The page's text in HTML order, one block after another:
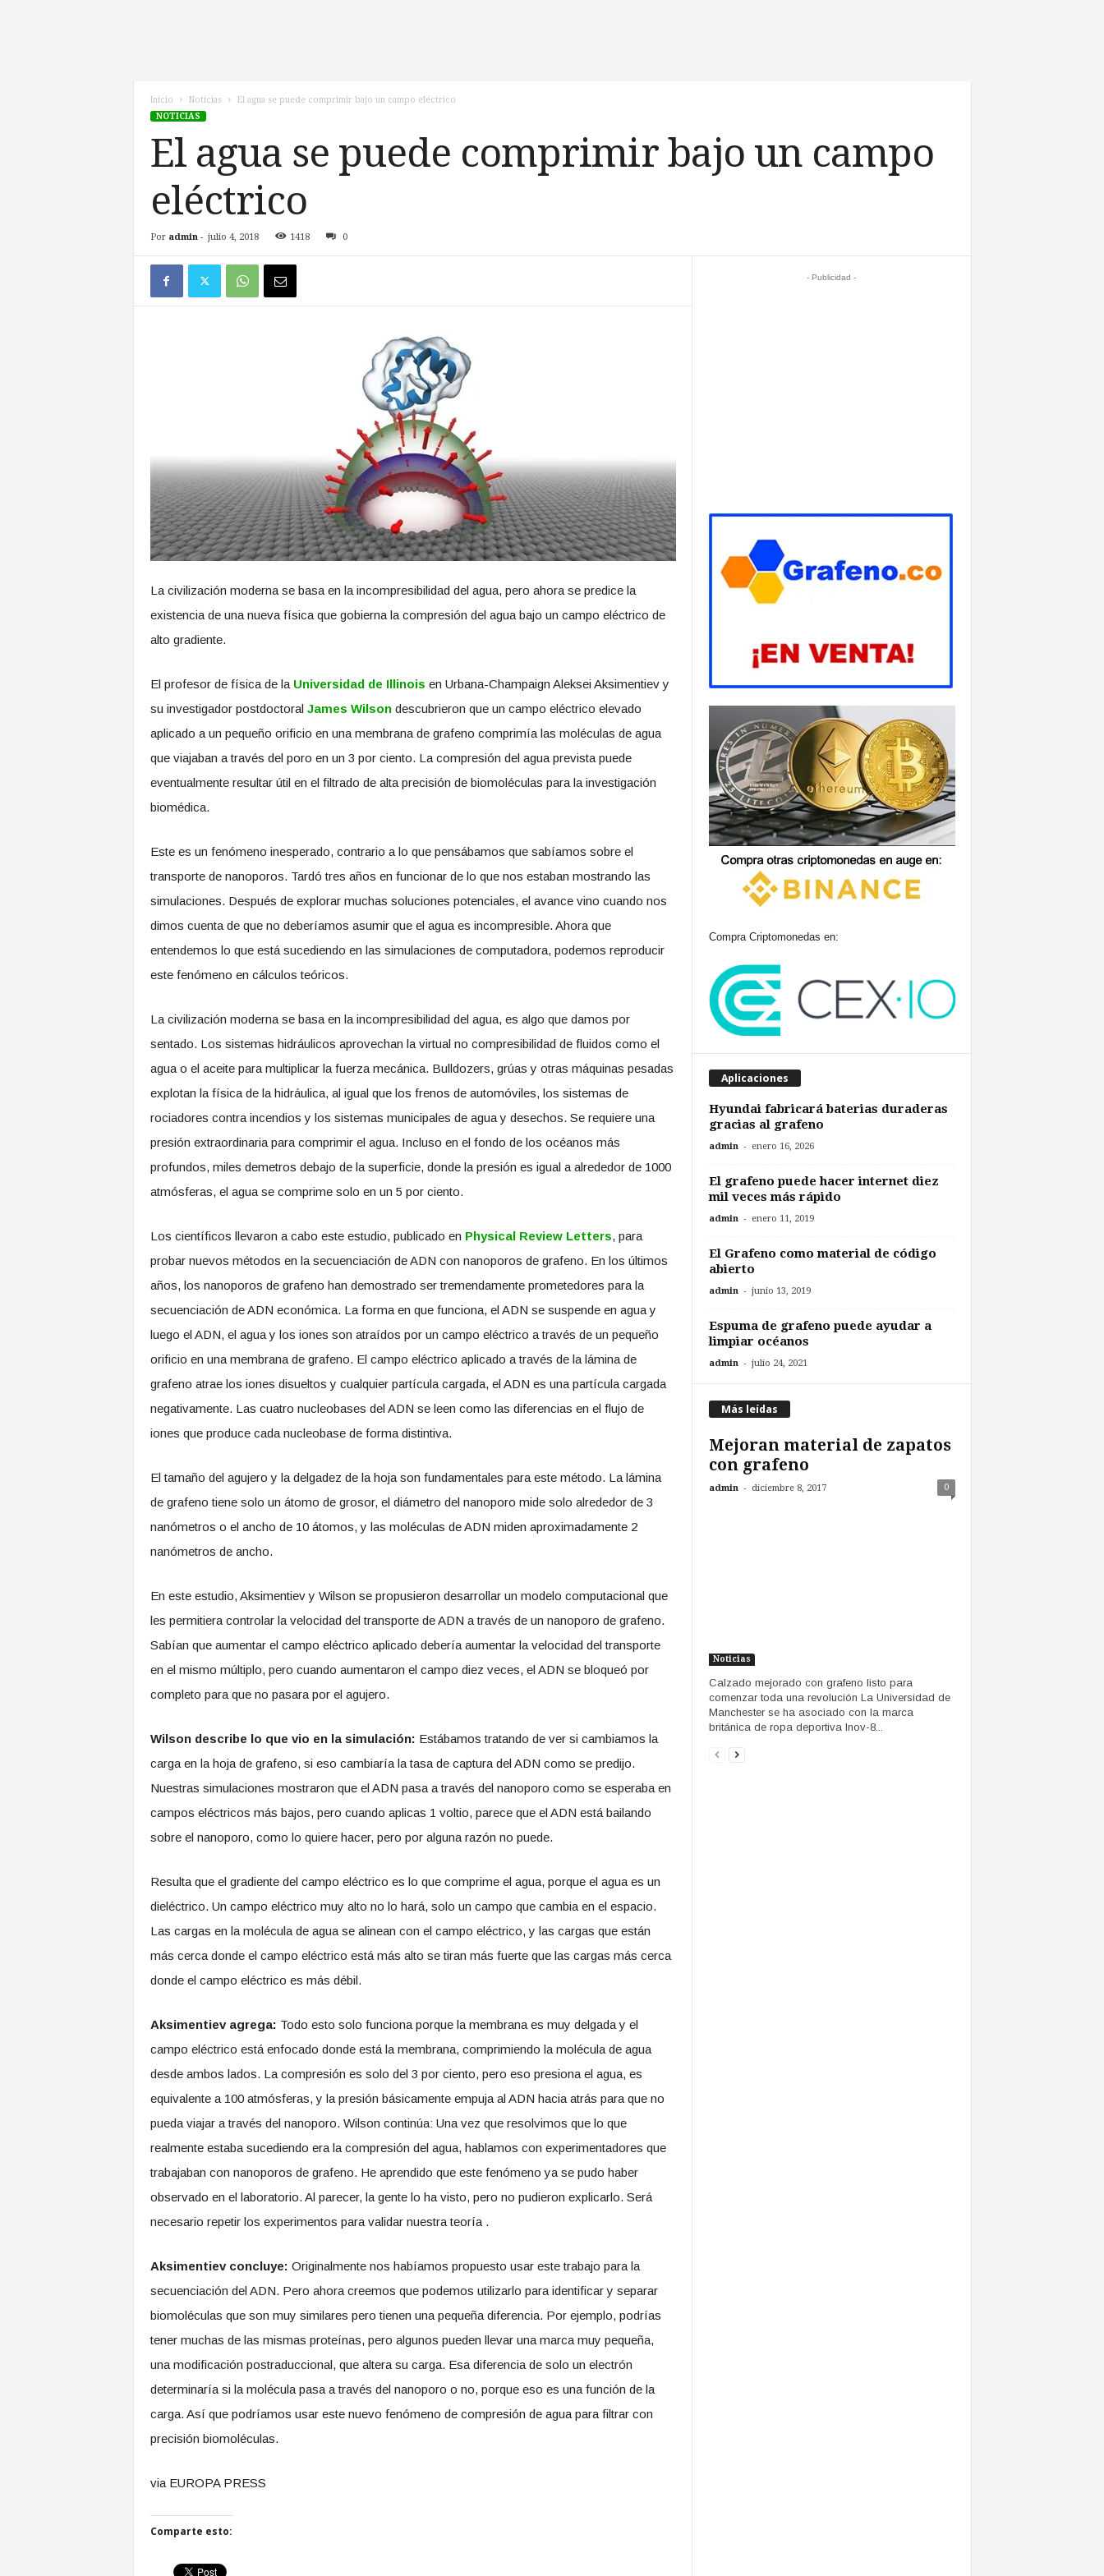
Inicio Noticias
El agua se puede comprimir bajo un campo eléctrico
NOTICIAS
El agua se puede comprimir bajo un campo
eléctrico
Por admin- julio 4, 2018 1418 0
La civilización moderna se basa en la incompresibilidad del agua, pero ahora se predice la
existencia de una nueva física que gobierna la compresión del agua bajo un campo eléctrico de
alto gradiente.
El profesor de física de la Universidad de Illinois en Urbana-Champaign Aleksei Aksimentiev y
su investigador postdoctoral James Wilsondescubrieron que un campo eléctrico elevado
aplicado a un pequeño orificio en una membrana de grafeno comprimía las moléculas de agua
que viajaban a través del poro en un 3 por ciento. La compresión del agua prevista puede
eventualmente resultar útil en el filtrado de alta precisión de biomoléculas para la investigación
biomédica.
Este es un fenómeno inesperado, contrario a lo que pensábamos que sabíamos sobre el
transporte de nanoporos. Tardó tres años en funcionar de lo que nos estaban mostrando las
simulaciones. Después de explorar muchas soluciones potenciales, el avance vino cuando nos
dimos cuenta de que no deberíamos asumir que el agua es incompresible. Ahora que
entendemos lo que está sucediendo en las simulaciones de computadora, podemos reproducir
este fenómeno en cálculos teóricos.
La civilización moderna se basa en la incompresibilidad del agua, es algo que damos por
sentado. Los sistemas hidráulicos aprovechan la virtual no compresibilidad de fluidos como el
agua o el aceite para multiplicar la fuerza mecánica. Bulldozers, grúas y otras máquinas pesadas
explotan la física de la hidráulica, al igual que los frenos de automóviles, los sistemas de
rociadores contra incendios y los sistemas municipales de agua y desechos. Se requiere una
presión extraordinaria para comprimir el agua. Incluso en el fondo de los océanos más
profundos, miles demetros debajo de la superficie, donde la presión es igual a alrededor de 1000
atmósferas, el agua se comprime solo en un 5 por ciento.
Los científicos llevaron a cabo este estudio, publicado en Physical Review Letters, para
probar nuevos métodos en la secuenciación de ADN con nanoporos de grafeno. En los últimos
años, los nanoporos de grafeno han demostrado ser tremendamente prometedores para la
secuenciación de ADN económica. La forma en que funciona, el ADN se suspende en agua y
luego el ADN, el agua y los iones son atraídos por un campo eléctrico a través de un pequeño
orificio en una membrana de grafeno. El campo eléctrico aplicado a través de la lámina de
grafeno atrae los iones disueltos y cualquier partícula cargada, el ADN es una partícula cargada
negativamente. Las cuatro nucleobases del ADN se leen como las diferencias en el flujo de
iones que produce cada nucleobase de forma distintiva.
El tamaño del agujero y la delgadez de la hoja son fundamentales para este método. La lámina
de grafeno tiene solo un átomo de grosor, el diámetro del nanoporo mide solo alrededor de 3
nanómetros o el ancho de 10 átomos, y las moléculas de ADN miden aproximadamente 2
nanómetros de ancho.
En este estudio, Aksimentiev y Wilson se propusieron desarrollar un modelo computacional que
les permitiera controlar la velocidad del transporte de ADN a través de un nanoporo de grafeno.
Sabían que aumentar el campo eléctrico aplicado debería aumentar la velocidad del transporte
en el mismo múltiplo, pero cuando aumentaron el campo diez veces, el ADN se bloqueó por
completo para que no pasara por el agujero.
Wilson describe lo que vio en la simulación: Estábamos tratando de ver si cambiamos la
carga en la hoja de grafeno, si eso cambiaría la tasa de captura del ADN como se predijo.
Nuestras simulaciones mostraron que el ADN pasa a través del nanoporo como se esperaba en
campos eléctricos más bajos, pero cuando aplicas 1 voltio, parece que el ADN está bailando
sobre el nanoporo, como lo quiere hacer, pero por alguna razón no puede.
Resulta que el gradiente del campo eléctrico es lo que comprime el agua, porque el agua es un
dieléctrico. Un campo eléctrico muy alto no lo hará, solo un campo que cambia en el espacio.
Las cargas en la molécula de agua se alinean con el campo eléctrico, y las cargas que están
más cerca donde el campo eléctrico está más alto se tiran más fuerte que las cargas más cerca
donde el campo eléctrico es más débil.
Aksimentiev agrega: Todo esto solo funciona porque la membrana es muy delgada y el
campo eléctrico está enfocado donde está la membrana, comprimiendo la molécula de agua
desde ambos lados. La compresión es solo del 3 por ciento, pero eso presiona el agua, es
equivalente a 100 atmósferas, y la presión básicamente empuja al ADN hacia atrás para que no
pueda viajar a través del nanoporo. Wilson continúa: Una vez que resolvimos que lo que
realmente estaba sucediendo era la compresión del agua, hablamos con experimentadores que
trabajaban con nanoporos de grafeno. He aprendido que este fenómeno ya se pudo haber
observado en el laboratorio. Al parecer, la gente lo ha visto, pero no pudieron explicarlo. Será
necesario repetir los experimentos para validar nuestra teoría .
Aksimentiev concluye: Originalmente nos habíamos propuesto usar este trabajo para la
secuenciación del ADN. Pero ahora creemos que podemos utilizarlo para identificar y separar
biomoléculas que son muy similares pero tienen una pequeña diferencia. Por ejemplo, podrías
tener muchas de las mismas proteínas, pero algunos pueden llevar una marca muy pequeña,
una modificación postraduccional, que altera su carga. Esa diferencia de solo un electrón
determinaría si la molécula pasa a través del nanoporo o no, porque eso es una función de la
carga. Así que podríamos usar este nuevo fenómeno de compresión de agua para filtrar con
precisión biomoléculas.
via EUROPA PRESS
Comparte esto:
- Publicidad -
Compra Criptomonedas en:
Aplicaciones
Hyundai fabricará baterias duraderas
gracias al grafeno
admin - enero 16, 2026
El grafeno puede hacer internet diez
mil veces más rápido
admin - enero 11, 2019
El Grafeno como material de código
abierto
admin - junio 13, 2019
Espuma de grafeno puede ayudar a
limpiar océanos
admin - julio 24, 2021
Más leídas
Mejoran material de zapatos
con grafeno
admin - diciembre 8, 2017 0
Noticias
Calzado mejorado con grafeno listo para
comenzar toda una revolución La Universidad de
Manchester se ha asociado con la marca
británica de ropa deportiva Inov-8...